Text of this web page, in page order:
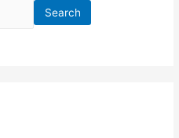
Search